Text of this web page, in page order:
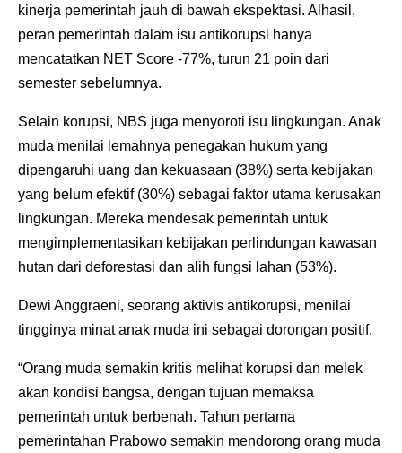
kinerja pemerintah jauh di bawah ekspektasi. Alhasil,
peran pemerintah dalam isu antikorupsi hanya
mencatatkan NET Score -77%, turun 21 poin dari
semester sebelumnya.
Selain korupsi, NBS juga menyoroti isu lingkungan. Anak
muda menilai lemahnya penegakan hukum yang
dipengaruhi uang dan kekuasaan (38%) serta kebijakan
yang belum efektif (30%) sebagai faktor utama kerusakan
lingkungan. Mereka mendesak pemerintah untuk
mengimplementasikan kebijakan perlindungan kawasan
hutan dari deforestasi dan alih fungsi lahan (53%).
Dewi Anggraeni, seorang aktivis antikorupsi, menilai
tingginya minat anak muda ini sebagai dorongan positif.
“Orang muda semakin kritis melihat korupsi dan melek
akan kondisi bangsa, dengan tujuan memaksa
pemerintah untuk berbenah. Tahun pertama
pemerintahan Prabowo semakin mendorong orang muda